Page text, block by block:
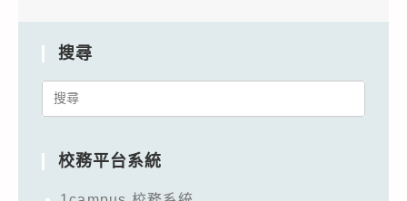
搜尋
Search
校務平台系統